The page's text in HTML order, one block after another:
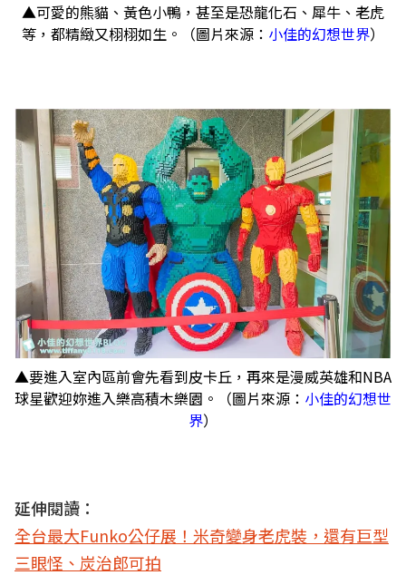
▲可愛的熊貓、黃色小鴨，甚至是恐龍化石、犀牛、老虎
等，都精緻又栩栩如生。（圖片來源： 小佳的幻想世界）
▲要進入室內區前會先看到皮卡丘，再來是漫威英雄和NBA
球星歡迎妳進入樂高積木樂園。（圖片來源： 小佳的幻想世
界）
延伸閱讀：
全台最大Funko公仔展！米奇變身老虎裝，還有巨型
三眼怪、炭治郎可拍